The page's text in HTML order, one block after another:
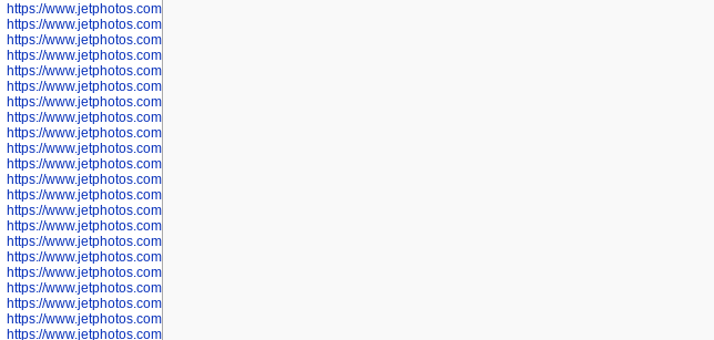
https://www.jetphotos.com/photographer/602261
https://www.jetphotos.com/photographer/602265
https://www.jetphotos.com/photographer/602279
https://www.jetphotos.com/photographer/602307
https://www.jetphotos.com/photographer/602315
https://www.jetphotos.com/photographer/602323
https://www.jetphotos.com/photographer/602340
https://www.jetphotos.com/photographer/602346
https://www.jetphotos.com/photographer/602741
https://www.jetphotos.com/photographer/602743
https://www.jetphotos.com/photographer/602744
https://www.jetphotos.com/photographer/602745
https://www.jetphotos.com/photographer/602746
https://www.jetphotos.com/photographer/602748
https://www.jetphotos.com/photographer/602749
https://www.jetphotos.com/photographer/602750
https://www.jetphotos.com/photographer/602757
https://www.jetphotos.com/photographer/602758
https://www.jetphotos.com/photographer/602762
https://www.jetphotos.com/photographer/602763
https://www.jetphotos.com/photographer/602764
https://www.jetphotos.com/photographer/602769